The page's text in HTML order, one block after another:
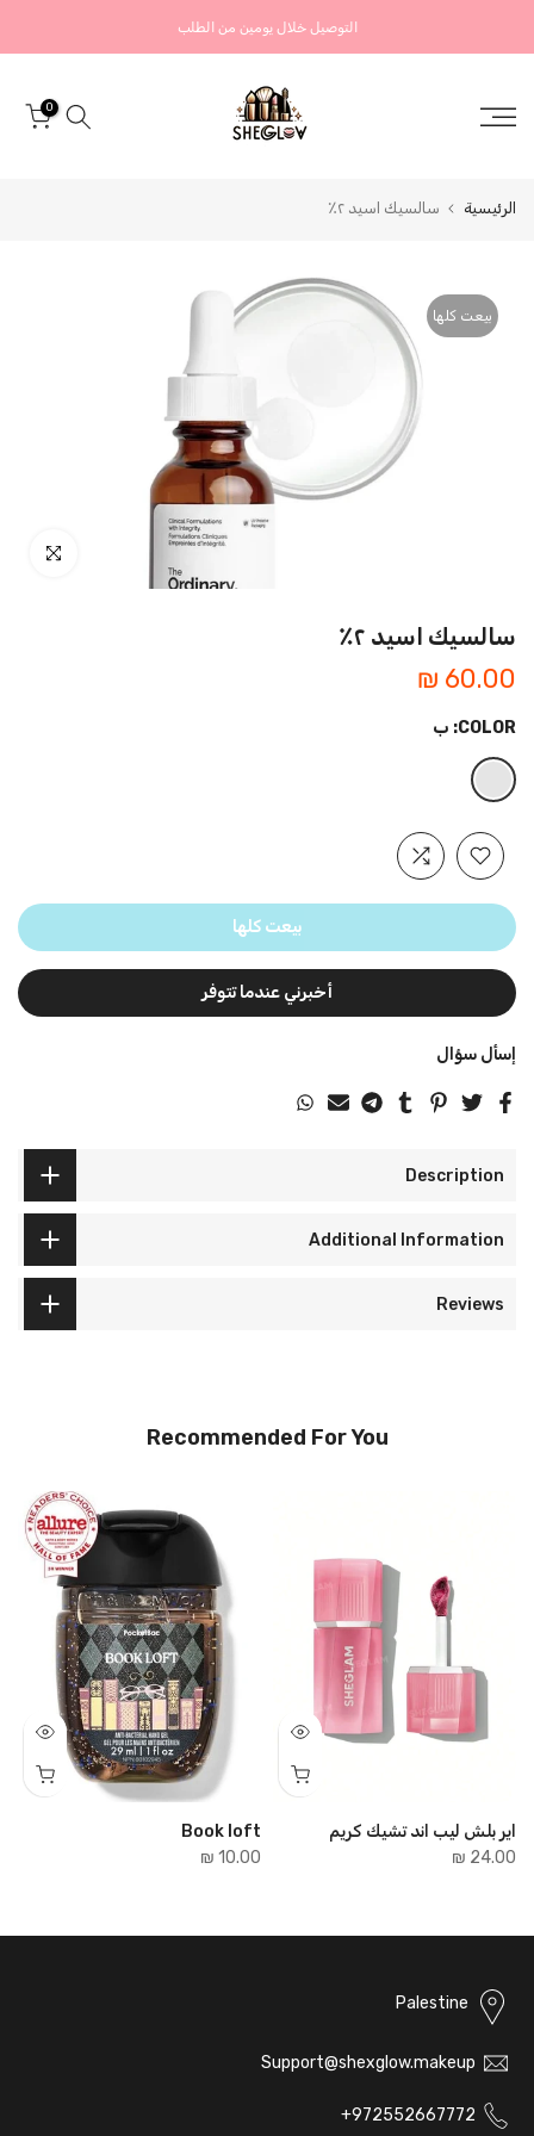
إلى
التوصيل خلال يومين من الطلب
0
الرئيسية سالسيك اسيد ٢٪
بيعت كلها
اضغط للتكبير
سالسيك اسيد ٢٪
60.00 ₪
COLOR: ب
بيعت كلها
أخبرني عندما تتوفر
إسأل سؤال
Description
Additional Information
Reviews
Recommended For You
اير بلش ليب اند تشيك كريم
24.00 ₪
Book loft
10.00 ₪
Palestine
Support@shexglow.makeup
972552667772+